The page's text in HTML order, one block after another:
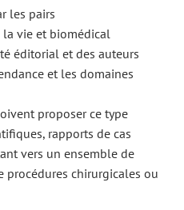
les pairs
la vie et biomédical
éditorial et des auteurs
et les domaines
proposer ce type
rapports de cas
vers un ensemble de
procédures chirurgicales ou